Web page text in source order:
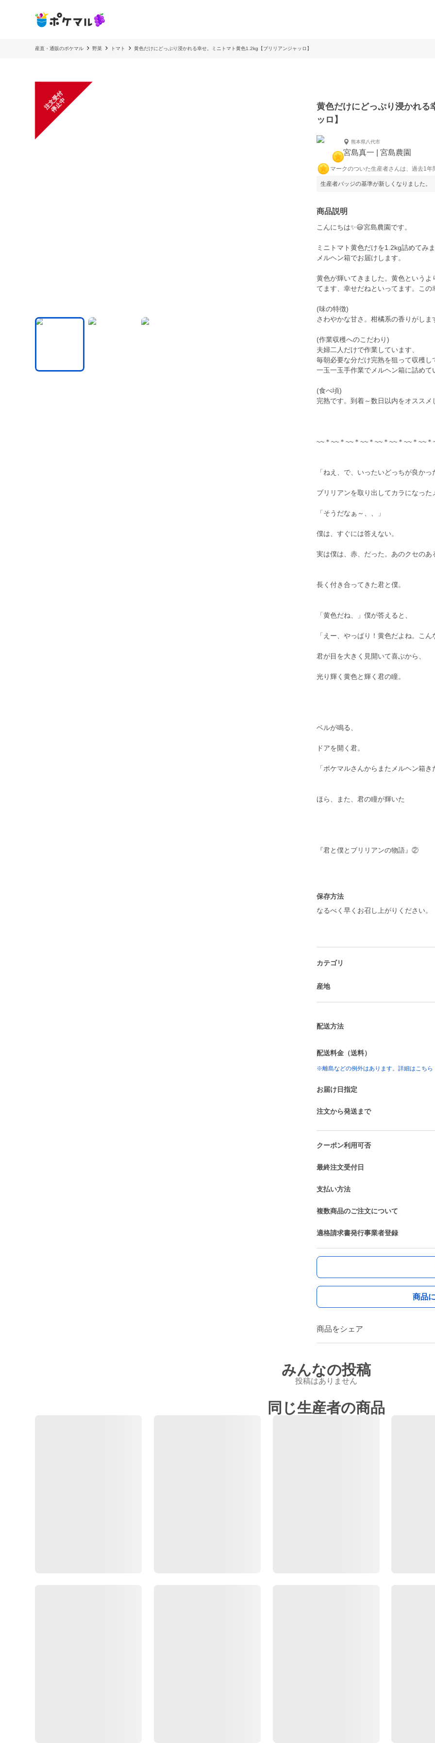
産直・通販のポケマル 野菜 トマト 黄色だけにどっぷり浸かれる幸せ。ミニトマト黄色1.2kg【ブリリアンジャッロ】
注
文
受
付
停
止
中
黄色だけにどっぷり浸かれる
ッロ】
熊本県八代市
宮島真一 | 宮島農園
マークのついた生産者さんは、過去1年
生産者バッジの基準が新しくなりました。
商品説明
こんにちは✨😃宮島農園です。
ミニトマト黄色だけを1.2kg詰めてみま
メルヘン箱でお届けします。
黄色が輝いてきました。黄色という
てます、幸せだねといってます。この
(味の特徴)
さわやかな甘さ。柑橘系の香りがしま
(作業収穫へのこだわり)
夫婦二人だけで作業しています、
毎朝必要な分だけ完熟を狙って収穫し
一玉一玉手作業でメルヘン箱に詰めて
(食べ頃)
完熟です。到着～数日以内をオススメ
~~＊~~＊~~＊~~＊~~＊~~＊~~＊~~
「ねえ、で、いったいどっちが良かっ
ブリリアンを取り出してカラになっ
「そうだなぁ～、、」
僕は、すぐには答えない。
実は僕は、赤、だった。あのクセのあ
長く付き合ってきた君と僕。
「黄色だね、」僕が答えると、
「えー、やっぱり！黄色だよね。こん
君が目を大きく見開いて喜ぶから、
光り輝く黄色と輝く君の瞳。
ベルが鳴る、
ドアを開く君。
「ポケマルさんからまたメルヘン箱き
ほら、また、君の瞳が輝いた
つづ
『君と僕とブリリアンの物語』②
保存方法
なるべく早くお召し上がりください。
カテゴリ
産地
配送方法
配送料金（送料）
※離島などの例外はあります。詳細はこちら
お届け日指定
注文から発送まで
クーポン利用可否
最終注文受付日
支払い方法
複数商品のご注文について
適格請求書発行事業者登録
商品
商品をシェア
みんなの投稿
投稿はありません
同じ生産者の商品